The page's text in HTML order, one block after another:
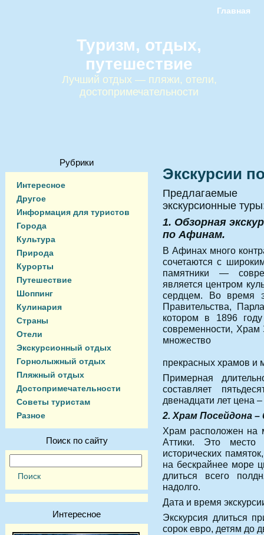
Главная
Туризм, отдых,
путешествие
Лучший отдых — пляжи, отели,
достопримечательности
Рубрики
Интересное
Другое
Информация для туристов
Города
Культура
Природа
Курорты
Путешествие
Шоппинг
Кулинария
Страны
Отели
Экскурсионный отдых
Горнолыжный отдых
Пляжный отдых
Достопримечательности
Советы туристам
Разное
Поиск по сайту
Интересное
Экскурсии
Предлагаемые
экскурсионные
1. Обзорная
по Афинам.
В Афинах много
сочетаются с
памятники —
является центром
сердцем. Во время
Правительства,
котором в 1896
современности, Храм
множество
прекрасных храмов и
Примерная
составляет
двенадцати лет цена
2. Храм Посейдона –
Храм расположен на
Аттики. Это место
исторических
на бескрайнее море
длиться всего
надолго.
Дата и время
Экскурсия длиться
сорок евро, детям до